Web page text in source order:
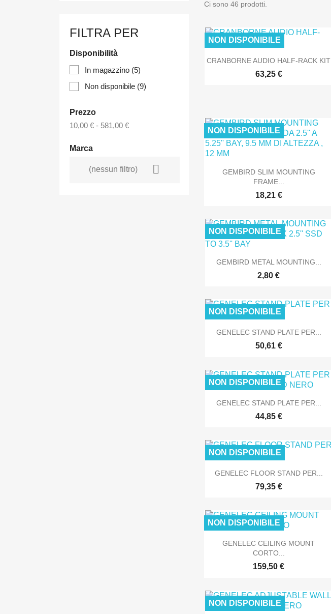
FILTRA PER
Disponibilità
In magazzino (5)
Non disponibile (9)
Prezzo
10,00 € - 581,00 €
Marca
(nessun filtro) 
Ci sono 46 prodotti.
 Anteprima
CRANBORNE AUDIO HALF-RACK KIT
63,25 €
SOLO ONLINE
NON DISPONIBILE
 Anteprima
GEMBIRD SLIM MOUNTING
FRAME...
18,21 €
SOLO ONLINE
NON DISPONIBILE
 Anteprima
GEMBIRD METAL MOUNTING...
2,80 €
SOLO ONLINE
NON DISPONIBILE
 Anteprima
GENELEC STAND PLATE PER...
50,61 €
NON DISPONIBILE
 Anteprima
GENELEC STAND PLATE PER...
44,85 €
NON DISPONIBILE
 Anteprima
GENELEC FLOOR STAND PER...
79,35 €
SOLO ONLINE
NON DISPONIBILE
 Anteprima
GENELEC CEILING MOUNT
CORTO...
159,50 €
NON DISPONIBILE
NON DISPONIBILE